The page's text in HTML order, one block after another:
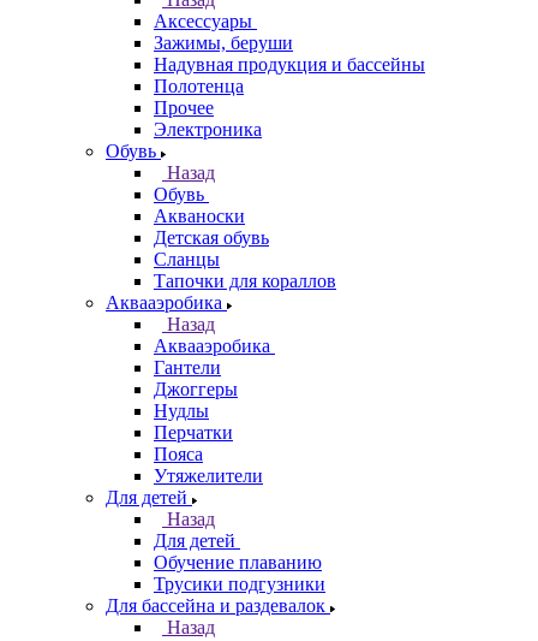
Аксессуары
Зажимы, беруши
Надувная продукция и бассейны
Полотенца
Прочее
Электроника
Обувь
Назад
Обувь
Акваноски
Детская обувь
Сланцы
Тапочки для кораллов
Аквааэробика
Назад
Аквааэробика
Гантели
Джоггеры
Нудлы
Перчатки
Пояса
Утяжелители
Для детей
Назад
Для детей
Обучение плаванию
Трусики подгузники
Для бассейна и раздевалок
Назад